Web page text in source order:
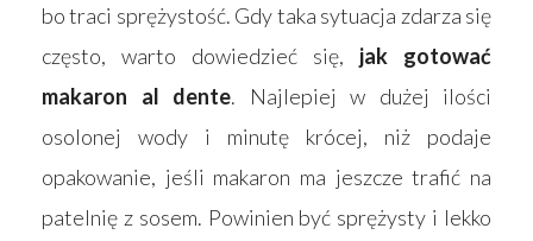
bo traci sprężystość. Gdy taka sytuacja zdarza się
często, warto dowiedzieć się, jak gotować
makaron al dente. Najlepiej w dużej ilości
osolonej wody i minutę krócej, niż podaje
opakowanie, jeśli makaron ma jeszcze trafić na
patelnię z sosem. Powinien być sprężysty i lekko